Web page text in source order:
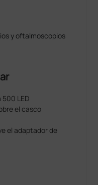
y oftalmoscopios
500 LED
el casco
el adaptador de